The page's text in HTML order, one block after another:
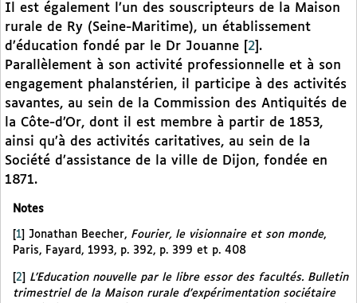
Il est également l’un des souscripteurs de la Maison
rurale de Ry (Seine-Maritime), un établissement
d’éducation fondé par le Dr Jouanne
2 .
Parallèlement à son activité professionnelle et à son
engagement phalanstérien, il participe à des activités
savantes, au sein de la Commission des Antiquités de
la Côte-d’Or, dont il est membre à partir de 1853,
ainsi qu’à des activités caritatives, au sein de la
Société d’assistance de la ville de Dijon, fondée en
1871.
Notes
1 Jonathan Beecher, Fourier, le visionnaire et son monde,
Paris, Fayard, 1993, p. 392, p. 399 et p. 408
2
L’Education nouvelle par le libre essor des facultés. Bulletin
trimestriel de la Maison rurale d’expérimentation sociétaire